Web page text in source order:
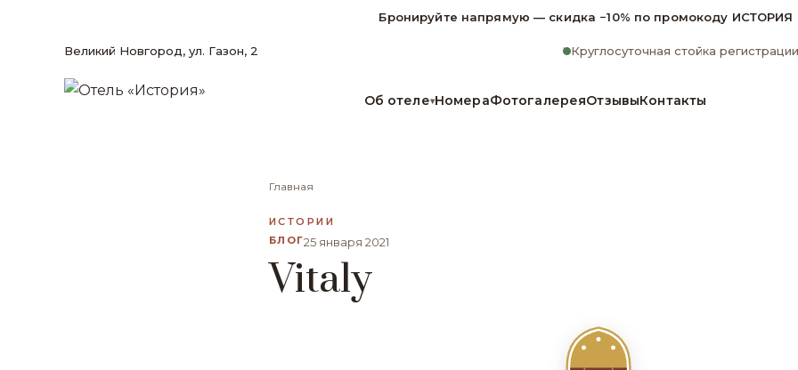
Бронируйте напрямую — скидка −10% по промокоду ИСТОРИЯ
Великий Новгород, ул. Газон, 2 Круглосуточная стойка регистрации
Об отеле▾НомераФотогалереяОтзывыКонтакты
Главная
ИСТОРИИ
БЛОГ25 января 2021
Vitaly